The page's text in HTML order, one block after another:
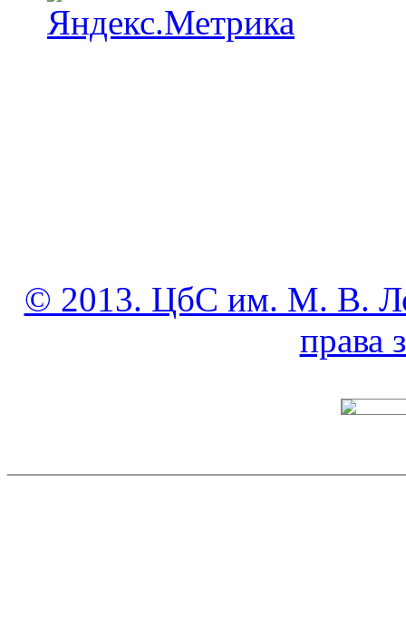
© 2013. ЦбС им. М. В.
права